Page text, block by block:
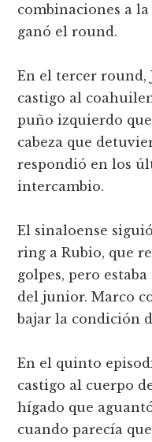
combinaciones a
ganó el round.
En el tercer round,
castigo al
puño izquierdo
cabeza que
respondió en los
intercambio.
El sinaloense
ring a Rubio, que
golpes, pero
del junior. Marco
bajar la condición
En el quinto
castigo al cuerpo
hígado que
cuando parecía